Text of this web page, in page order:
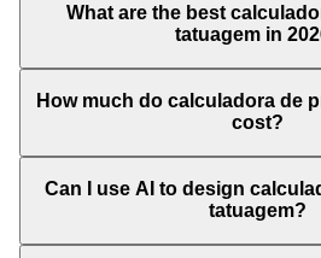
What are the best
tatuagem in
How much do calculadora de
cost?
Can I use AI to design
tatuagem?